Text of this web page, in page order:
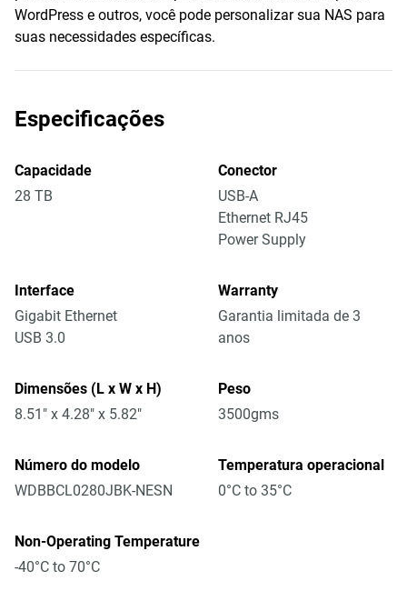
WordPress e outros, você pode personalizar sua NAS para
suas necessidades específicas.
Especificações
Capacidade
28 TB
Conector
USB-A
Ethernet RJ45
Power Supply
Interface
Gigabit Ethernet
USB 3.0
Warranty
Garantia limitada de 3
anos
Dimensões (L x W x H)
8.51" x 4.28" x 5.82"
Peso
3500gms
Número do modelo
WDBBCL0280JBK-NESN
Temperatura operacional
0°C to 35°C
Non-Operating Temperature
-40°C to 70°C